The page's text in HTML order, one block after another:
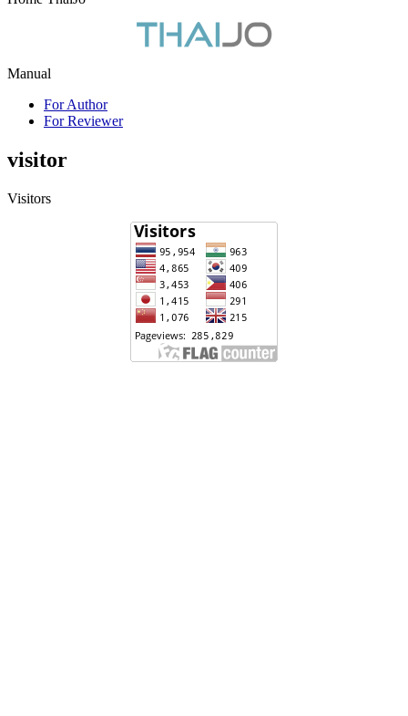
Manual
For Author
For Reviewer
visitor
Visitors